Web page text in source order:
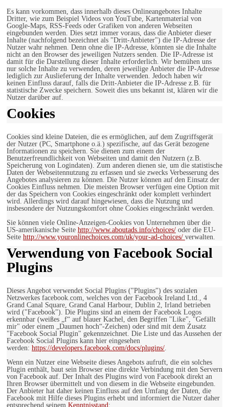
Es kann vorkommen, dass innerhalb dieses Onlineangebotes Inhalte
Dritter, wie zum Beispiel Videos von YouTube, Kartenmaterial von
Google-Maps, RSS-Feeds oder Grafiken von anderen Webseiten
eingebunden werden. Dies setzt immer voraus, dass die Anbieter dieser
Inhalte (nachfolgend bezeichnet als "Dritt-Anbieter") die IP-Adresse der
Nutzer wahr nehmen. Denn ohne die IP-Adresse, könnten sie die Inhalte
nicht an den Browser des jeweiligen Nutzers senden. Die IP-Adresse ist
damit für die Darstellung dieser Inhalte erforderlich. Wir bemühen uns
nur solche Inhalte zu verwenden, deren jeweilige Anbieter die IP-Adresse
lediglich zur Auslieferung der Inhalte verwenden. Jedoch haben wir
keinen Einfluss darauf, falls die Dritt-Anbieter die IP-Adresse z.B. für
statistische Zwecke speichern. Soweit dies uns bekannt ist, klären wir die
Nutzer darüber auf.
Cookies
Cookies sind kleine Dateien, die es ermöglichen, auf dem Zugriffsgerät
der Nutzer (PC, Smartphone o.ä.) spezifische, auf das Gerät bezogene
Informationen zu speichern. Sie dienen zum einem der
Benutzerfreundlichkeit von Webseiten und damit den Nutzern (z.B.
Speicherung von Logindaten). Zum anderen dienen sie, um die statistische
Daten der Webseitennutzung zu erfassen und sie zwecks Verbesserung des
Angebotes analysieren zu können. Die Nutzer können auf den Einsatz der
Cookies Einfluss nehmen. Die meisten Browser verfügen eine Option mit
der das Speichern von Cookies eingeschränkt oder komplett verhindert
wird. Allerdings wird darauf hingewiesen, dass die Nutzung und
insbesondere der Nutzungskomfort ohne Cookies eingeschränkt werden.
Sie können viele Online-Anzeigen-Cookies von Unternehmen über die
US-amerikanische Seite http://www.aboutads.info/choices/ oder die EU-
Seite http://www.youronlinechoices.com/uk/your-ad-choices/ verwalten.
Verwendung von Facebook Social
Plugins
Dieses Angebot verwendet Social Plugins ("Plugins") des sozialen
Netzwerkes facebook.com, welches von der Facebook Ireland Ltd., 4
Grand Canal Square, Grand Canal Harbour, Dublin 2, Irland betrieben
wird ("Facebook"). Die Plugins sind an einem der Facebook Logos
erkennbar (weißes „f“ auf blauer Kachel, den Begriffen "Like", "Gefällt
mir" oder einem „Daumen hoch“-Zeichen) oder sind mit dem Zusatz
"Facebook Social Plugin" gekennzeichnet. Die Liste und das Aussehen der
Facebook Social Plugins kann hier eingesehen
werden: https://developers.facebook.com/docs/plugins/.
Wenn ein Nutzer eine Webseite dieses Angebots aufruft, die ein solches
Plugin enthält, baut sein Browser eine direkte Verbindung mit den Servern
von Facebook auf. Der Inhalt des Plugins wird von Facebook direkt an
Ihren Browser übermittelt und von diesem in die Webseite eingebunden.
Der Anbieter hat daher keinen Einfluss auf den Umfang der Daten, die
Facebook mit Hilfe dieses Plugins erhebt und informiert die Nutzer daher
entsprechend seinem Kenntnisstand: